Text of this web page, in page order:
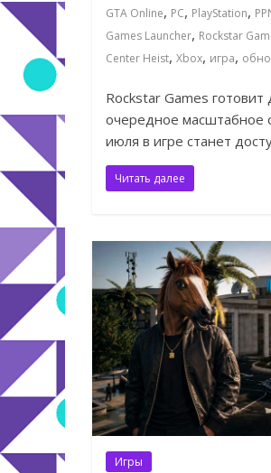
GTA Online, PC, PlayStation,
Games Launcher, Rockstar
Center Heist, Xbox, игра,
Rockstar Games готовит
очередное масштабное
июля в игре станет
Читать далее
Игры